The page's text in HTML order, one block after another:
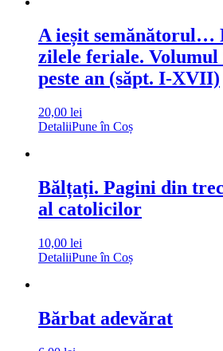
A ieșit semănătorul…
zilele feriale.
peste an (săpt. I-XVII)
20,00 lei
DetaliiPune în Coș
Bălțați. Pagini din
al catolicilor
10,00 lei
DetaliiPune în Coș
Bărbat adevărat